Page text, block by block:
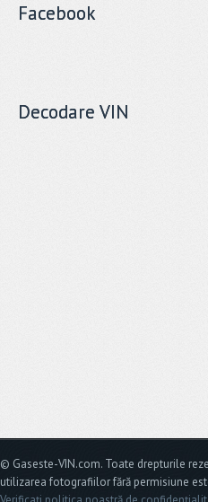
Facebook
Decodare VIN
© Gaseste-VIN.com. Toate drepturile
utilizarea fotografiilor fără permisiune